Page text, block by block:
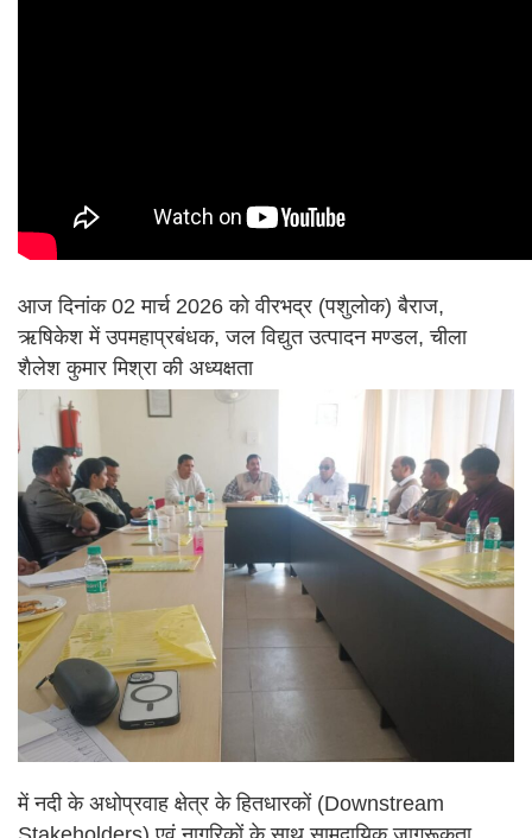
आज दिनांक 02 मार्च 2026 को वीरभद्र (पशुलोक) बैराज,
ऋषिकेश में उपमहाप्रबंधक, जल विद्युत उत्पादन मण्डल, चीला
शैलेश कुमार मिश्रा की अध्यक्षता
में नदी के अधोप्रवाह क्षेत्र के हितधारकों (Downstream